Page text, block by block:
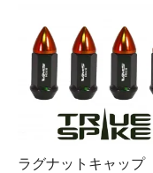
ラグナットキャップ